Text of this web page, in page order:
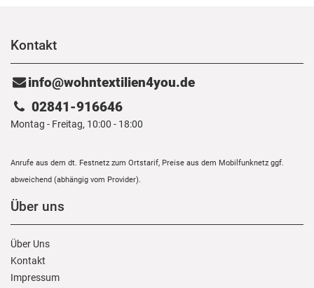
Kontakt
info@wohntextilien4you.de
02841-916646
Montag - Freitag, 10:00 - 18:00
Anrufe aus dem dt. Festnetz zum Ortstarif, Preise aus dem Mobilfunknetz ggf.
abweichend (abhängig vom Provider).
Über uns
Über Uns
Kontakt
Impressum